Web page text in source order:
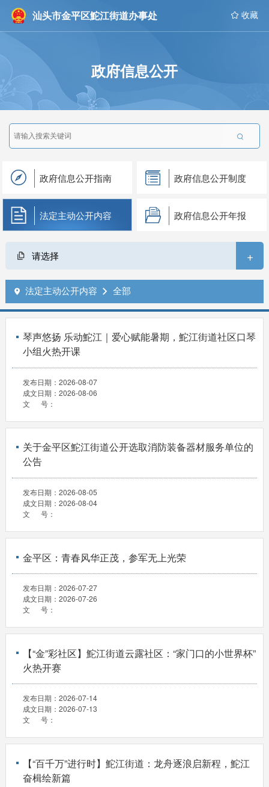
汕头市金平区鮀江街道办事处  收藏
政府信息公开

政府信息公开指南 政府信息公开制度
法定主动公开内容 政府信息公开年报
请选择 +
 法定主动公开内容  全部
琴声悠扬 乐动鮀江｜爱心赋能暑期，鮀江街道社区口琴
小组火热开课
发布日期： 2026-08-07
成文日期： 2026-08-06
文 号：
关于金平区鮀江街道公开选取消防装备器材服务单位的
公告
发布日期： 2026-08-05
成文日期： 2026-08-04
文 号：
金平区：青春风华正茂，参军无上光荣
发布日期： 2026-07-27
成文日期： 2026-07-26
文 号：
【“金”彩社区】鮀江街道云露社区：“家门口的小世界杯”
火热开赛
发布日期： 2026-07-14
成文日期： 2026-07-13
文 号：
【“百千万”进行时】鮀江街道：龙舟逐浪启新程，鮀江
奋楫绘新篇